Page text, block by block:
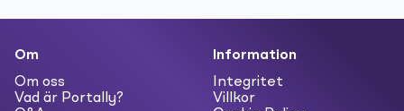
Om
Om oss
Vad är Portally?
Information
Integritet
Villkor